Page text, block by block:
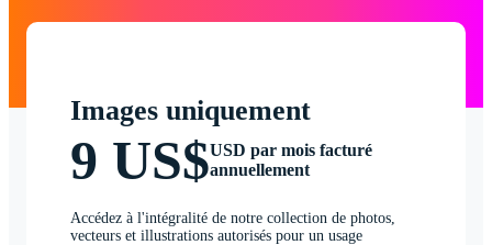
Images uniquement
9 US$USD par mois facturé
annuellement
Accédez à l'intégralité de notre collection de photos,
vecteurs et illustrations autorisés pour un usage